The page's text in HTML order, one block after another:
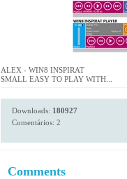
ALEX - WIN8 INSPIRAT
SMALL EASY TO PLAY WITH...
Downloads: 180927
Comentários: 2
Comments